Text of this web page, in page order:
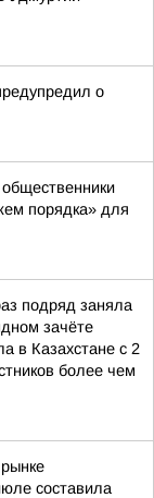
о
порядка» для
подряд заняла
зачёте
в Казахстане с 2
более чем
составила